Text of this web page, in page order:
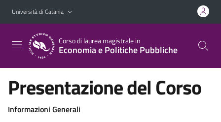
Vai al contenuto principale
Vai al menu di navigazione
Università di Catania
Corso di laurea magistrale in
Economia e Politiche Pubbliche
Presentazione del Corso
Informazioni Generali